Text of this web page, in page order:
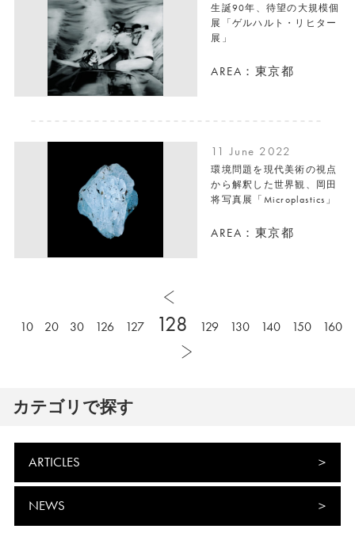
生誕90年、待望の大規模個
展「ゲルハルト・リヒター
展」
AREA：東京都
11 June 2022
環境問題を現代美術の視点
から解釈した世界観、岡田
将写真展「Microplastics」
AREA：東京都
10 20 30 126 127 128 129 130 140 150 160
カテゴリで探す
ARTICLES
NEWS